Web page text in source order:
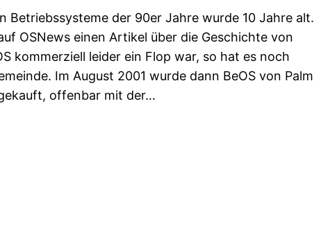
Betriebssysteme der 90er Jahre wurde 10 Jahre alt.
OSNews einen Artikel über die Geschichte von
kommerziell leider ein Flop war, so hat es noch
Im August 2001 wurde dann BeOS von Palm
offenbar mit der…